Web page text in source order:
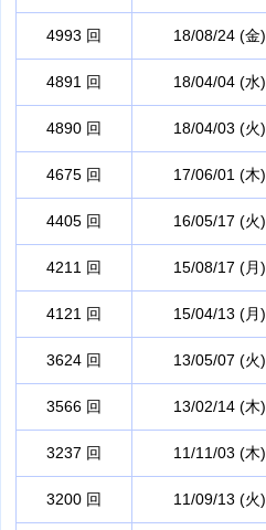
4993 回 18/08/24 (金)
4891 回 18/04/04 (水)
4890 回 18/04/03 (火)
4675 回 17/06/01 (木)
4405 回 16/05/17 (火)
4211 回 15/08/17 (月)
4121 回 15/04/13 (月)
3624 回 13/05/07 (火)
3566 回 13/02/14 (木)
3237 回 11/11/03 (木)
3200 回 11/09/13 (火)